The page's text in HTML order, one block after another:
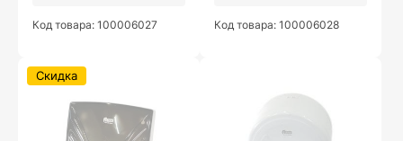
Код товара: 100006027 Код товара: 100006028
Скидка